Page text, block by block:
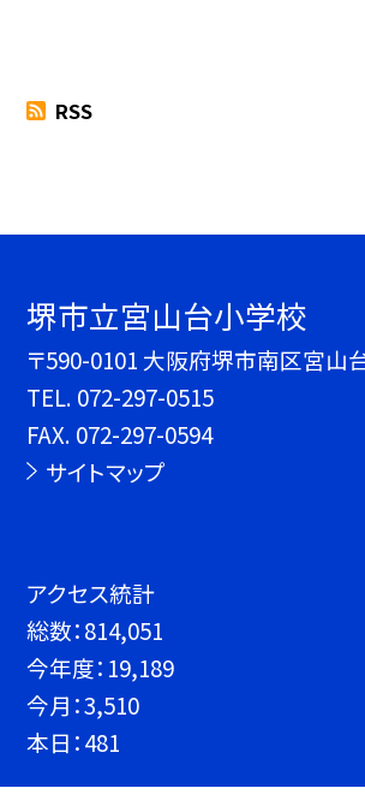
RSS
堺市立宮山台小学校
〒590-0101 大阪府堺市南区宮山
TEL. 072-297-0515
FAX. 072-297-0594
サイトマップ
アクセス統計
総数：814,051
今年度： 19,189
今月：3,510
本日：481